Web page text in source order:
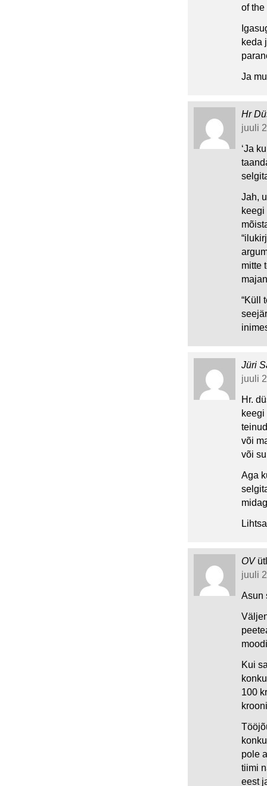
of
keda
Ja
Hr
juuli
‘Ja
Jah,
keegi
mitte
“Küll
Jüri
juuli
Hr.
keegi
või
või
Aga
OV
juuli
Asun
Kui
100
pole
tiimi
eest